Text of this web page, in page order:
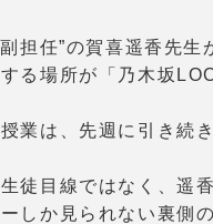
担任”の賀喜遥香先
る場所が「乃木坂
業は、先週に引き続き
徒目線ではなく、遥
ーしか見られない裏側